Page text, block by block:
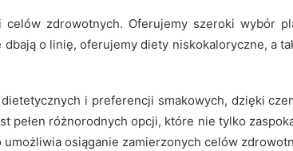
zdrowotnych. Oferujemy szeroki wybór
o linię, oferujemy diety niskokaloryczne, a
i preferencji smakowych, dzięki
różnorodnych opcji, które nie tylko
umożliwia osiąganie zamierzonych celów